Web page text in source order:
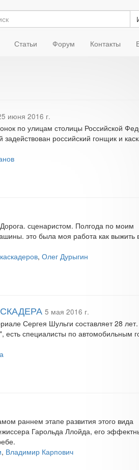
Статьи Форум Контакты
июня 2016 г.
по улицам столицы Российской
российский гонщик и
сценаристом. Полгода по моим
это была моя работа как выжить
, Олег Дурыгин
5 мая 2016 г.
Сергея Шульги составляет 28
есть специалисты по автомобильным
раннем этапе развития этого вида
Гарольда Ллойда, его
, Владимир Карпович